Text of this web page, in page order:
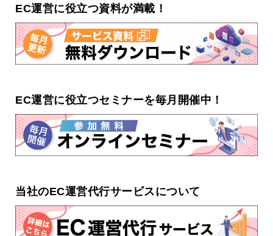
EC運営に役立つ資料が満載！
EC運営に役立つセミナーを毎月開催中！
当社のEC運営代行サービスについて